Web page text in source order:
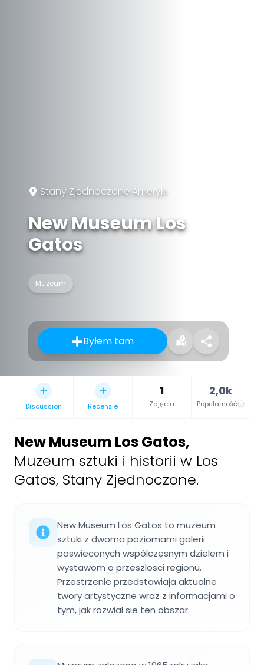
Stany Zjednoczone Ameryki
New Museum Los
Gatos
Muzeum
Byłem tam
Discussion Recenzje
1
Zdjęcia
2,0k
Popularność
New Museum Los Gatos,
Muzeum sztuki i historii w Los
Gatos, Stany Zjednoczone.
New Museum Los Gatos to muzeum
sztuki z dwoma poziomami galerii
poswieconych wspólczesnym dzielem i
wystawom o przeszlosci regionu.
Przestrzenie przedstawiaja aktualne
twory artystyczne wraz z informacjami o
tym, jak rozwial sie ten obszar.